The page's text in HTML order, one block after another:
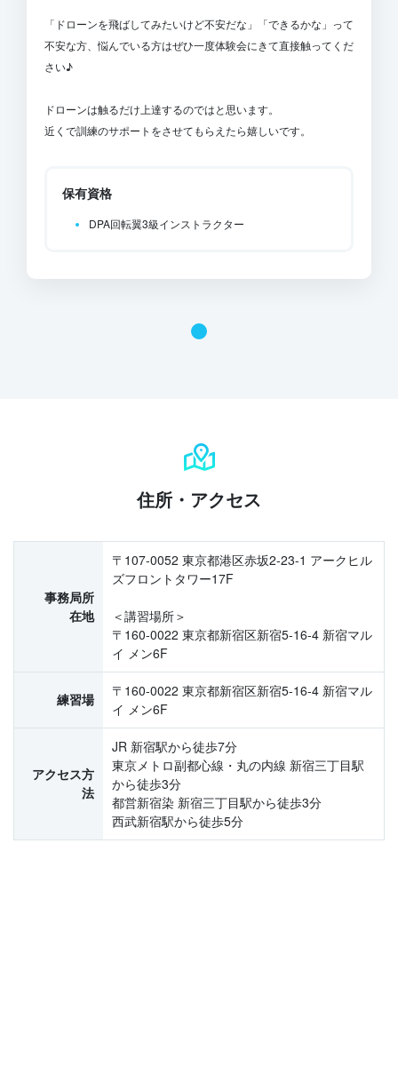
「ドローンを飛ばしてみたいけど不安だな」「できるかな」って
不安な方、悩んでいる方はぜひ一度体験会にきて直接触ってくだ
さい♪
ドローンは触るだけ上達するのではと思います。
近くで訓練のサポートをさせてもらえたら嬉しいです。
保有資格
DPA回転翼3級インストラクター
住所・アクセス
事務局所
在地
〒107-0052 東京都港区赤坂2-23-1 アークヒル
ズフロントタワー17F
＜講習場所＞
〒160-0022 東京都新宿区新宿5-16-4 新宿マル
イ メン6F
練習場
〒160-0022 東京都新宿区新宿5-16-4 新宿マル
イ メン6F
アクセス方
法
JR 新宿駅から徒歩7分
東京メトロ副都心線・丸の内線 新宿三丁目駅
から徒歩3分
都営新宿染 新宿三丁目駅から徒歩3分
西武新宿駅から徒歩5分